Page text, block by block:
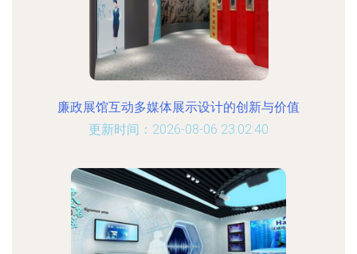
廉政展馆互动多媒体展示设计的创新与价值
更新时间：2026-08-06 23:02:40